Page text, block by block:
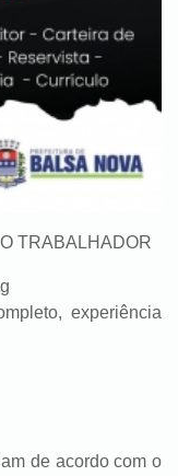
TRABALHADOR
experiência
de acordo com o